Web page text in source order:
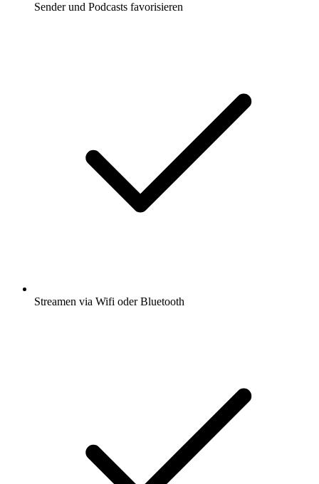
Sender und Podcasts favorisieren
Streamen via Wifi oder Bluetooth